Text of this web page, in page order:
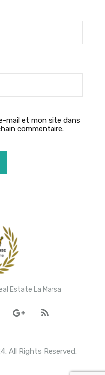
mail et mon site dans
commentaire.
Estate La Marsa
All Rights Reserved.